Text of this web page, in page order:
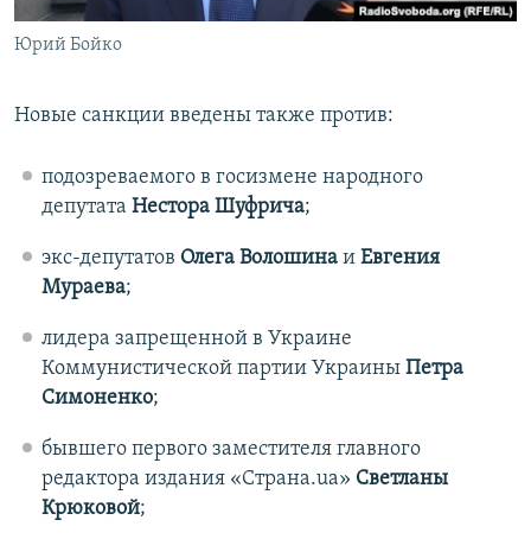
Юрий Бойко
Новые санкции введены также против:
подозреваемого в госизмене народного
депутата Нестора Шуфрича;
экс-депутатов Олега ВолошинаиЕвгения
Мураева;
лидера запрещенной в Украине
Коммунистической партии Украины Петра
Симоненко;
бывшего первого заместителя главного
редактора издания «Страна.ua» Светланы
Крюковой;